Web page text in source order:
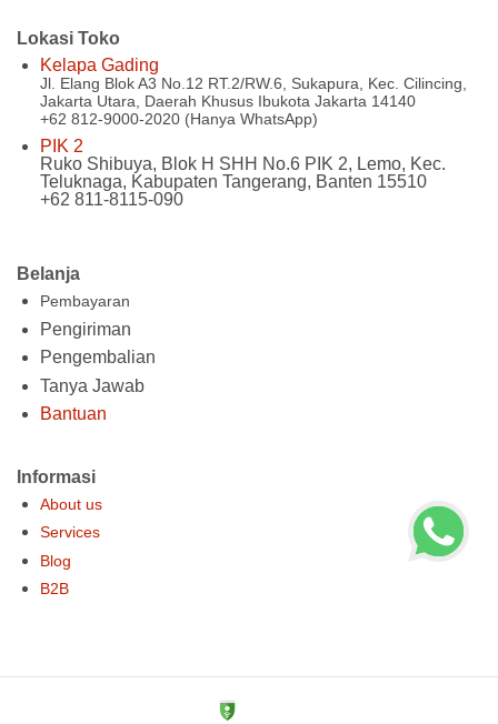
Belanja
Pembayaran
Pengiriman
Pengembalian
Tanya Jawab
Bantuan
Informasi
About us
Services
Blog
B2B
Lokasi Toko
Kelapa Gading
Jl. Elang Blok A3 No.12 RT.2/RW.6, Sukapura, Kec. Cilincing,
Jakarta Utara, Daerah Khusus Ibukota Jakarta 14140
+62 812-9000-2020 (Hanya WhatsApp)
PIK 2
Ruko Shibuya, Blok H SHH No.6 PIK 2, Lemo, Kec.
Teluknaga, Kabupaten Tangerang, Banten 15510
+62 811-8115-090